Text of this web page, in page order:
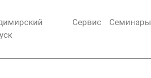
Сервис Семинары